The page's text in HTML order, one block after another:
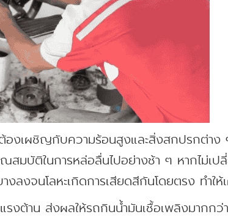
ะต้องเผชิญกับความร้อนสูงและสิ่งสกปรกต่า
บัติในการหล่อลื่นไปอย่างช้า ๆ หากไม่เป
งจนโลหะเกิดการเสียดสีกันโดยตรง ทำใ
งต้าน ส่งผลให้รถกินน้ำมันเชื้อเพลิงมากกว่